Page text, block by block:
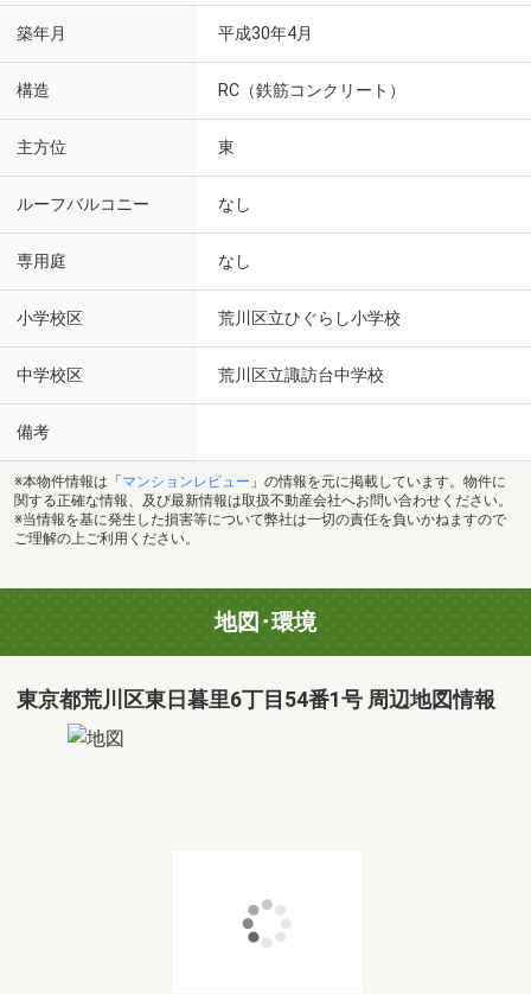
築年月 平成30年4月
構造 RC（鉄筋コンクリート）
主方位 東
ルーフバルコニー なし
専用庭 なし
小学校区 荒川区立ひぐらし小学校
中学校区 荒川区立諏訪台中学校
備考
※本物件情報は「 マンションレビュー 」の情報を元に掲載しています。物件に
関する正確な情報、及び最新情報は取扱不動産会社へお問い合わせください。
※当情報を基に発生した損害等について弊社は一切の責任を負いかねますので
ご理解の上ご利用ください。
地図･環境
東京都荒川区東日暮里6丁目54番1号 周辺地図情報